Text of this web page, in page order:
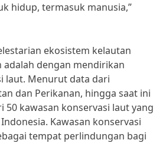
hidup, termasuk manusia,”
ekosistem kelautan
adalah dengan mendirikan
laut. Menurut data dari
dan Perikanan, hingga saat ini
50 kawasan konservasi laut yang
Kawasan konservasi
tempat perlindungan bagi